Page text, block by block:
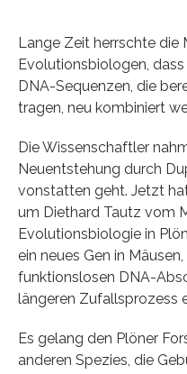
Lange Zeit herrschte die
Evolutionsbiologen,
DNA-Sequenzen, die
tragen, neu kombiniert
Die Wissenschaftler
Neuentstehung durch
vonstatten geht. Jetzt
um Diethard Tautz vom
Evolutionsbiologie in
ein neues Gen in
funktionslosen DNA-
längeren Zufallsprozess
Es gelang den Plöner
anderen Spezies, die